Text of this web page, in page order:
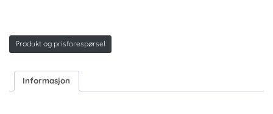
Produkt og prisforespørsel
Informasjon